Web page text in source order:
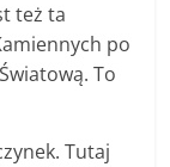
też ta
po
To
Tutaj